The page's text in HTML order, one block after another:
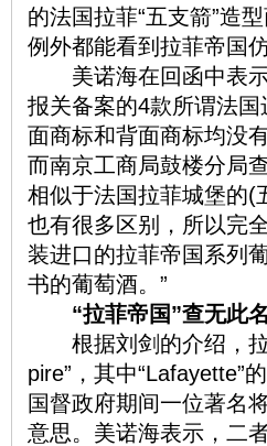
的法国拉菲“五支箭”造
例外都能看到拉菲帝国
美诺海在回函中表示
报关备案的4款所谓法
面商标和背面商标均没
而南京工商局鼓楼分局
相似于法国拉菲城堡的(
也有很多区别，所以完
装进口的拉菲帝国系列
书的葡萄酒。”
“拉菲帝国”查无此名
根据刘剑的介绍，拉
pire”，其中“Lafayette”
国督政府期间一位著名
意思。美诺海表示，二